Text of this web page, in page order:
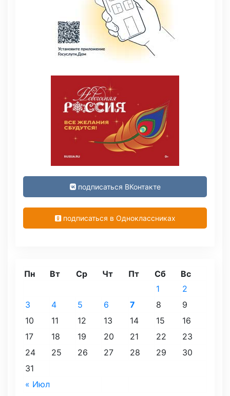
подписаться ВКонтакте
подписаться в Одноклассниках
Пн Вт Ср Чт Пт Сб Вс
« Июл
1
2
3
4 5 6 7 8
9
10
11 12 13 14 15
16
17
18 19 20 21 22
23
24
25 26 27 28 29
30
31